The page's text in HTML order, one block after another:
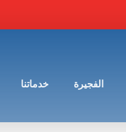
الفجيرة خدماتنا